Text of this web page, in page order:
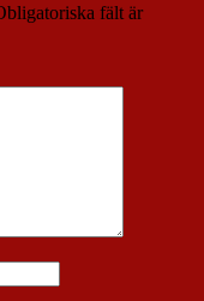
fält är